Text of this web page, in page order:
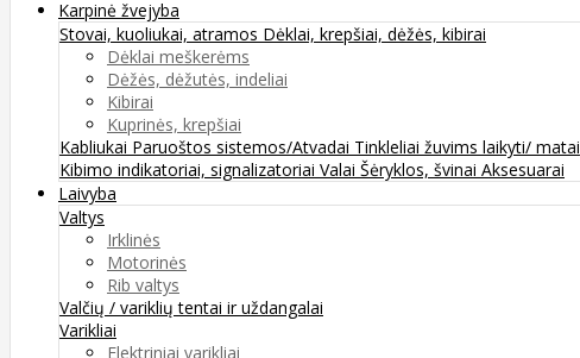
Karpinė žvejyba
Stovai, kuoliukai, atramos Dėklai, krepšiai, dėžės, kibirai
Dėklai meškerėms
Dėžės, dėžutės, indeliai
Kibirai
Kuprinės, krepšiai
Kabliukai Paruoštos sistemos/Atvadai Tinkleliai žuvims laikyti/ matai
Kibimo indikatoriai, signalizatoriai Valai Šėryklos, švinai Aksesuarai
Laivyba
Valtys
Irklinės
Motorinės
Rib valtys
Valčių / variklių tentai ir uždangalai
Varikliai
Elektriniai varikliai